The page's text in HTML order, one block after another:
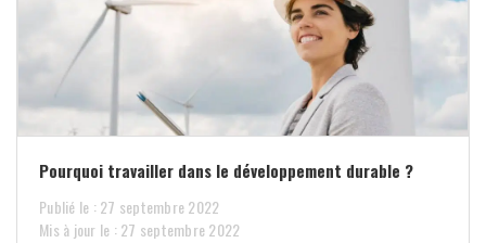
Pourquoi travailler dans le développement durable ?
Publié le : 27 septembre 2022
Mis à jour le : 27 septembre 2022